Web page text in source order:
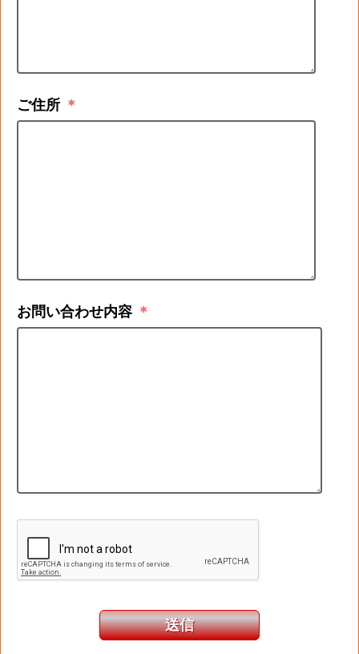
ご住所 ＊
お問い合わせ内容 ＊